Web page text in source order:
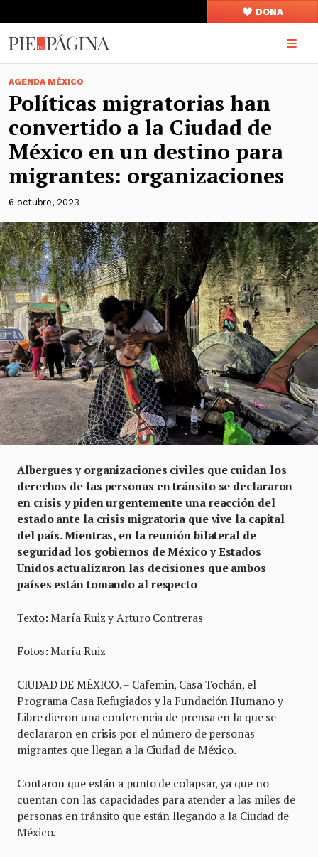
DONA
AGENDA MÉXICO
Políticas migratorias han
convertido a la Ciudad de
México en un destino para
migrantes: organizaciones
6 octubre, 2023
Albergues y organizaciones civiles que cuidan los
derechos de las personas en tránsito se declararon
en crisis y piden urgentemente una reacción del
estado ante la crisis migratoria que vive la capital
del país. Mientras, en la reunión bilateral de
seguridad los gobiernos de México y Estados
Unidos actualizaron las decisiones que ambos
países están tomando al respecto
Texto: María Ruiz y Arturo Contreras
Fotos: María Ruiz
CIUDAD DE MÉXICO. – Cafemin, Casa Tochán, el
Programa Casa Refugiados y la Fundación Humano y
Libre dieron una conferencia de prensa en la que se
declararon en crisis por el número de personas
migrantes que llegan a la Ciudad de México.
Contaron que están a punto de colapsar, ya que no
cuentan con las capacidades para atender a las miles de
personas en tránsito que están llegando a la Ciudad de
México.